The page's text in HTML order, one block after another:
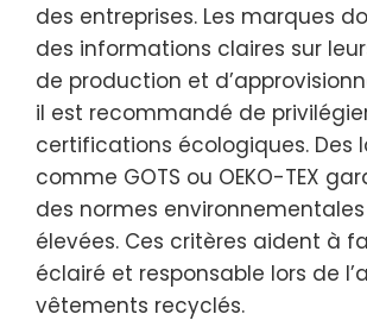
des entreprises. Les marques
des informations claires sur
de production et
il est recommandé de
certifications écologiques. Des
comme GOTS ou OEKO-TEX
des normes
élevées. Ces critères aident à
éclairé et responsable lors de
vêtements recyclés.